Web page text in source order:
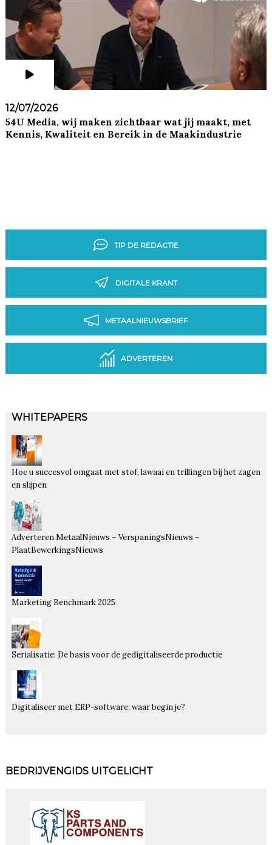
12/07/2026
54U Media, wij maken zichtbaar wat jij maakt, met
Kennis, Kwaliteit en Bereik in de Maakindustrie
TIP DE REDACTIE
DIGITALE KRANT
METAALNIEUWSBRIEF
ADVERTEREN
WHITEPAPERS
Hoe u succesvol omgaat met stof, lawaai en trillingen bij het zagen
en slijpen
Adverteren MetaalNieuws – VerspaningsNieuws –
PlaatBewerkingsNieuws
Marketing Benchmark 2025
Serialisatie: De basis voor de gedigitaliseerde productie
Digitaliseer met ERP-software: waar begin je?
BEDRIJVENGIDS UITGELICHT